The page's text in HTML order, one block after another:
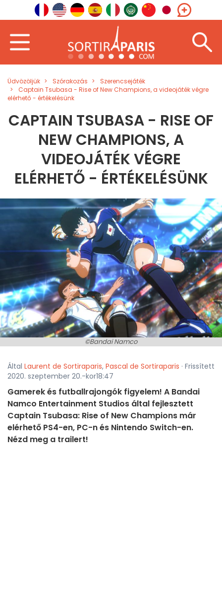
Üdvözöljük Szórakozás
Szerencsejáték
Captain Tsubasa - Rise of New Champions, a videojáték végre
elérhető - értékelésünk
CAPTAIN TSUBASA - RISE OF
NEW CHAMPIONS, A
VIDEOJÁTÉK VÉGRE
ELÉRHETŐ - ÉRTÉKELÉSÜNK
©Bandai Namco
Által Laurent de Sortiraparis, Pascal de Sortiraparis · Frissített
2020. szeptember 20.-kor18:47
Gamerek és futballrajongók figyelem! A Bandai
Namco Entertainment Studios által fejlesztett
Captain Tsubasa: Rise of New Champions már
elérhető PS4-en, PC-n és Nintendo Switch-en.
Nézd meg a trailert!